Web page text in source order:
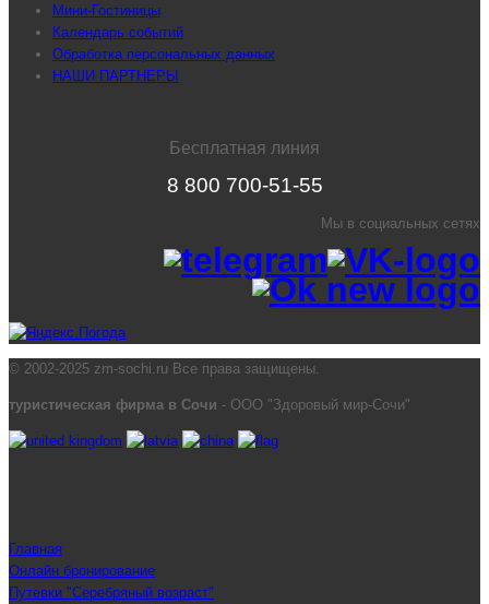
Мини-Гостиницы
Календарь событий
Обработка персональных данных
НАШИ ПАРТНЕРЫ
Бесплатная линия
8 800 700-51-55
Мы в социальных сетях
© 2002-2025 zm-sochi.ru Все права защищены.
туристическая фирма в Сочи - ООО "Здоровый мир-Сочи"
Главная
Онлайн бронирование
Путевки "Серебряный возраст"